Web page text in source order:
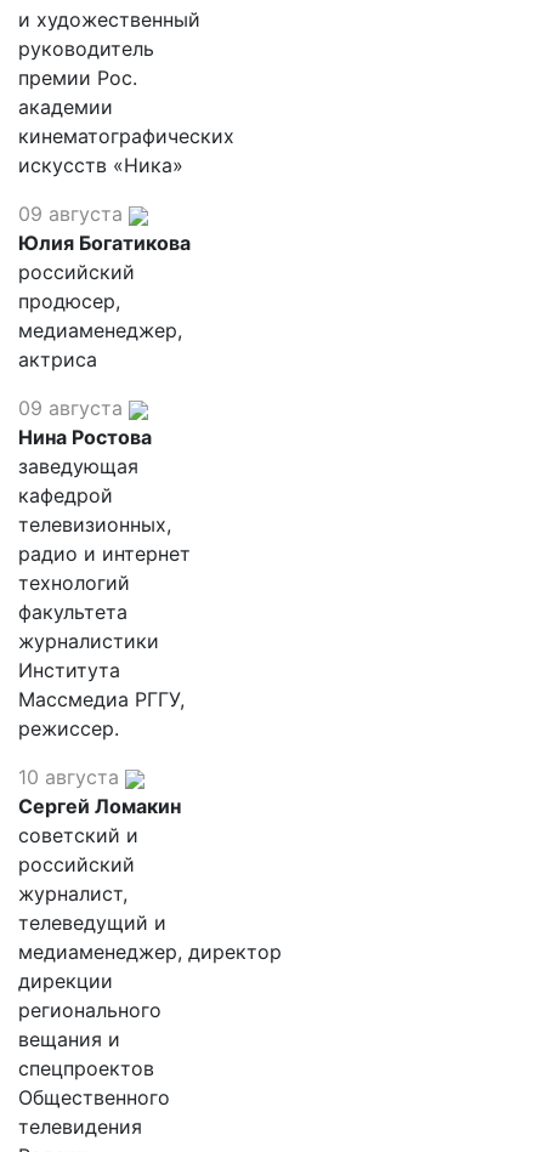
и художественный
руководитель
премии Рос.
академии
кинематографических
искусств «Ника»
09 августа
Юлия Богатикова
российский
продюсер,
медиаменеджер,
актриса
09 августа
Нина Ростова
заведующая
кафедрой
телевизионных,
радио и интернет
технологий
факультета
журналистики
Института
Массмедиа РГГУ,
режиссер.
10 августа
Сергей Ломакин
советский и
российский
журналист,
телеведущий и
медиаменеджер, директор
дирекции
регионального
вещания и
спецпроектов
Общественного
телевидения